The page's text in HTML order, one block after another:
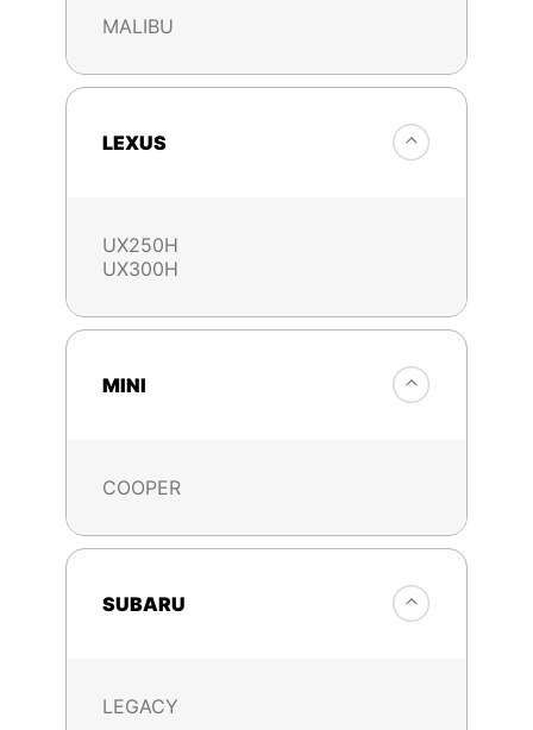
MALIBU
LEXUS
UX250H
UX300H
MINI
COOPER
SUBARU
LEGACY